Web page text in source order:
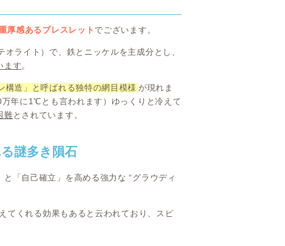
厚感あるブレスレット でございます。
ライト）で、鉄とニッケルを主成分とし、
ます。
構造」と呼ばれる独特の網目模様 が現れま
年に1℃とも言われます）ゆっくりと冷えて
難とされています。
謎多き隕石
「自己確立」を高める強力な “グラウディ
てくれる効果もあると云われており、スピ